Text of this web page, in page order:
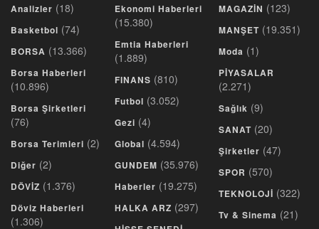
Analizler (18)
Basketbol (74)
BORSA (13.366)
Borsa Haberleri
(10.896)
Borsa Şirketleri
(76)
Borsa Terimleri (2)
Diğer (2)
DÖVİZ (1.376)
Döviz Haberleri
(1.306)
Ekonomi Haberleri
(15.380)
Emtia Haberleri
(1.889)
FINANS (810)
Futbol (3.052)
Gezi (4)
Global (4.594)
GUNDEM (35.976)
Haberler (19.275)
HALKA ARZ (297)
MAGAZİN (123)
MANŞET (19.351)
Moda (1)
PİYASALAR
(2.271)
Sağlık (9)
SANAT (20)
Şirketler (47)
SPOR (570)
TEKNOLOJİ (322)
Tv & Sinema (21)